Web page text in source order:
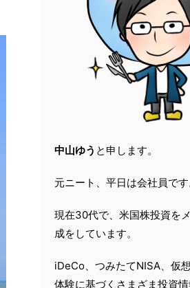
中山ゆう と申します。
元ニート、平日は会社員です
現在30代で、米国株投資を
成をしています。
iDeCo、つみたてNISA、仮
体験に基づくさまざま投資